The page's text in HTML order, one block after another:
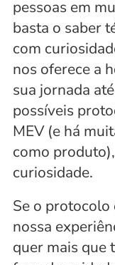
pessoas em
basta o saber
com
nos oferece a
sua jornada
possíveis
MEV (e há
como
curiosidade.
Se o protocolo
nossa
quer mais que